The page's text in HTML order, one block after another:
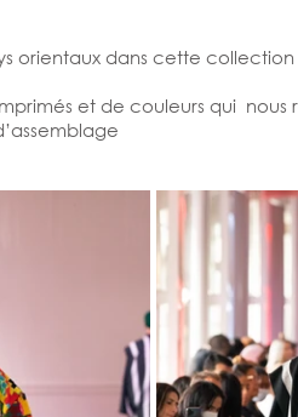
orientaux dans cette collection
et de couleurs qui  nous